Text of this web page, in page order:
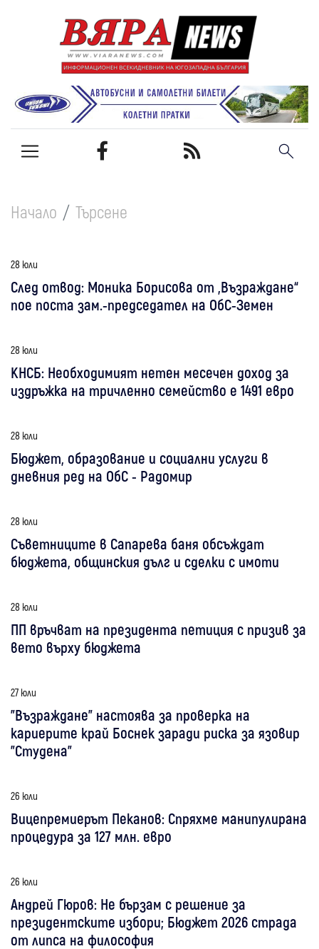
Начало Търсене
28 юли
След отвод: Моника Борисова от „Възраждане“
пое поста зам.-председател на ОбС-Земен
28 юли
КНСБ: Необходимият нетен месечен доход за
издръжка на тричленно семейство е 1491 евро
28 юли
Бюджет, образование и социални услуги в
дневния ред на ОбС - Радомир
28 юли
Съветниците в Сапарева баня обсъждат
бюджета, общинския дълг и сделки с имоти
28 юли
ПП връчват на президента петиция с призив за
вето върху бюджета
27 юли
"Възраждане" настоява за проверка на
кариерите край Боснек заради риска за язовир
"Студена"
26 юли
Вицепремиерът Пеканов: Спряхме манипулирана
процедура за 127 млн. евро
26 юли
Андрей Гюров: Не бързам с решение за
президентските избори; Бюджет 2026 страда
от липса на философия